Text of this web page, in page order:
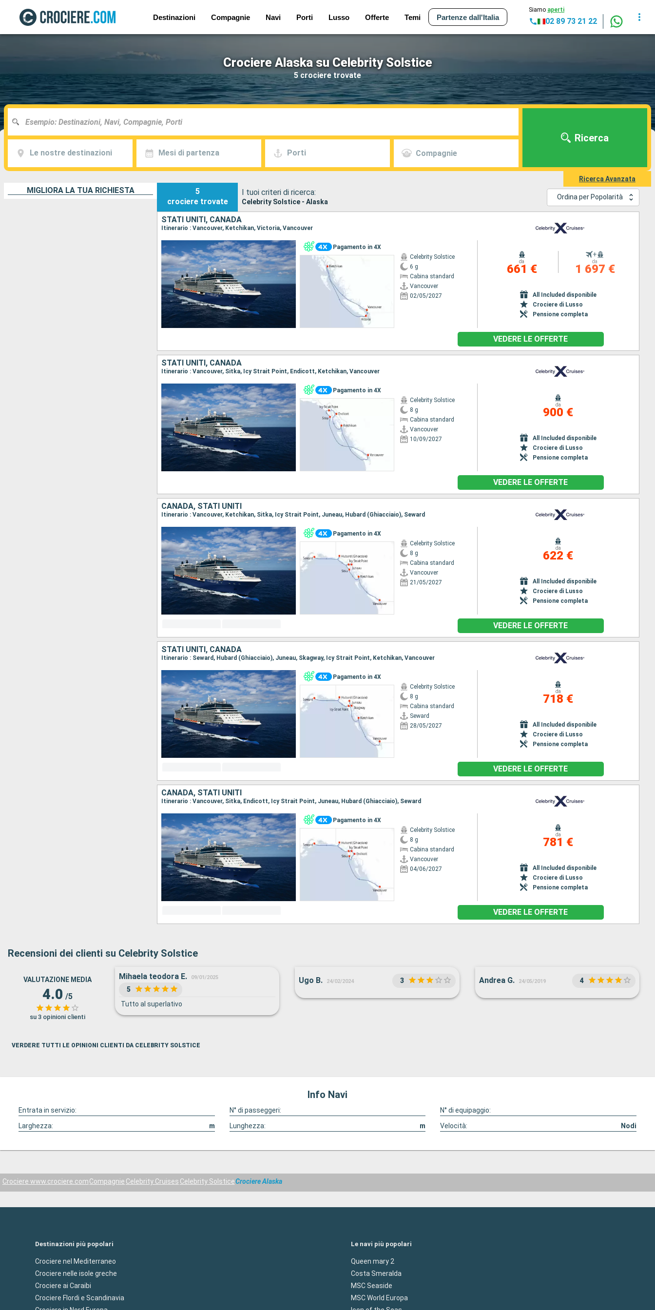
Destinazioni Compagnie Navi Porti Lusso Offerte Temi Partenze dall'Italia
Siamo aperti
02 89 73 21 22
Crociere Alaska su Celebrity Solstice
5 crociere trovate
Le nostre destinazioni Mesi di partenza Porti Compagnie
Ricerca
Ricerca Avanzata
MIGLIORA LA TUA RICHIESTA
5
crociere trovate
I tuoi criteri di ricerca:
Celebrity Solstice - Alaska
Ordina per Popolarità
STATI UNITI, CANADA
Itinerario : Vancouver, Ketchikan, Victoria, Vancouver
Pagamento in 4X
Celebrity Solstice
6 g
Cabina standard
Vancouver
02/05/2027
da
661 €
+
da
1 697 €
All Included disponibile
Crociere di Lusso
Pensione completa
VEDERE LE OFFERTE
STATI UNITI, CANADA
Itinerario : Vancouver, Sitka, Icy Strait Point, Endicott, Ketchikan, Vancouver
Pagamento in 4X
Celebrity Solstice
8 g
Cabina standard
Vancouver
10/09/2027
da
900 €
All Included disponibile
Crociere di Lusso
Pensione completa
VEDERE LE OFFERTE
CANADA, STATI UNITI
Itinerario : Vancouver, Ketchikan, Sitka, Icy Strait Point, Juneau, Hubard (Ghiacciaio), Seward
Pagamento in 4X
Celebrity Solstice
8 g
Cabina standard
Vancouver
21/05/2027
da
622 €
All Included disponibile
Crociere di Lusso
Pensione completa
VEDERE LE OFFERTE
STATI UNITI, CANADA
Itinerario : Seward, Hubard (Ghiacciaio), Juneau, Skagway, Icy Strait Point, Ketchikan, Vancouver
Pagamento in 4X
Celebrity Solstice
8 g
Cabina standard
Seward
28/05/2027
da
718 €
All Included disponibile
Crociere di Lusso
Pensione completa
VEDERE LE OFFERTE
CANADA, STATI UNITI
Itinerario : Vancouver, Sitka, Endicott, Icy Strait Point, Juneau, Hubard (Ghiacciaio), Seward
Pagamento in 4X
Celebrity Solstice
8 g
Cabina standard
Vancouver
04/06/2027
da
781 €
All Included disponibile
Crociere di Lusso
Pensione completa
VEDERE LE OFFERTE
Recensioni dei clienti su Celebrity Solstice
VALUTAZIONE MEDIA
4.0 /5
su 3 opinioni clienti
Mihaela teodora E. 09/01/2025
5
Tutto al superlativo
Ugo B. 24/02/2024 3 Andrea G. 24/05/2019 4
VERDERE TUTTI LE OPINIONI CLIENTI DA CELEBRITY SOLSTICE
Info Navi
Entrata in servizio: N° di passeggeri:
N° di equipaggio:
Larghezza:
m Lunghezza: m Velocità: Nodi
Crociere www.crociere.comCompagnie Celebrity Cruises Celebrity SolsticeCrociere Alaska
Destinazioni più popolari
Crociere nel Mediterraneo
Crociere nelle isole greche
Crociere ai Caraibi
Crociere Flordi e Scandinavia
Le navi più popolari
Queen mary 2
Costa Smeralda
MSC Seaside
MSC World Europa